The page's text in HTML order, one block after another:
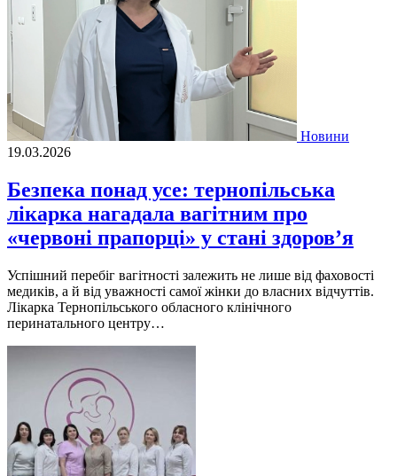
Новини
19.03.2026
Безпека понад усе: тернопільська
лікарка нагадала вагітним про
«червоні прапорці» у стані здоров’я
Успішний перебіг вагітності залежить не лише від фаховості
медиків, а й від уважності самої жінки до власних відчуттів.
Лікарка Тернопільського обласного клінічного
перинатального центру…